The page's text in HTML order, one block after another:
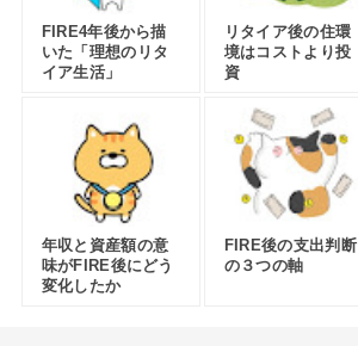
FIRE4年後から描
いた「理想のリタ
イア生活」
リタイア後の住環
境はコストより投
資
年収と資産額の意
味がFIRE後にどう
変化したか
FIRE後の支出判断
の３つの軸